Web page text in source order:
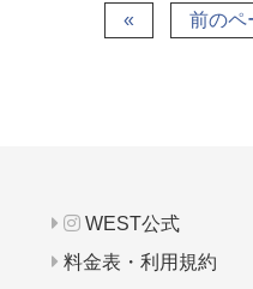
« 前のペ
WEST公式
料金表・利用規約